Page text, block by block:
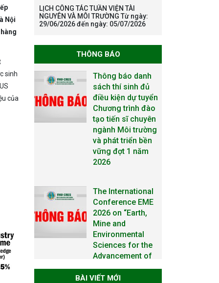
Nội
sinh
của
LỊCH CÔNG TÁC TUẦN VIỆN TÀI
NGUYÊN VÀ MÔI TRƯỜNG Từ ngày:
29/06/2026 đến ngày: 05/07/2026
THÔNG BÁO
Thông báo danh
sách thí sinh đủ
điều kiện dự tuyển
Chương trình đào
tạo tiến sĩ chuyên
ngành Môi trường
và phát triển bền
vững đợt 1 năm
2026
The International
Conference EME
2026 on “Earth,
Mine and
Environmental
Sciences for the
Advancement of
Technologies and
BÀI VIẾT MỚI